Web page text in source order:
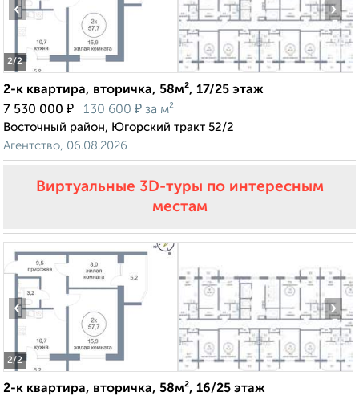
2/2
‹ ›
2-к квартира, вторичка, 58м², 17/25 этаж
7 530 000 ₽ 130 600 ₽ за м²
Восточный район, Югорский тракт 52/2
Агентство, 06.08.2026
Виртуальные 3D-туры по интересным
местам
2/2
‹ ›
2-к квартира, вторичка, 58м², 16/25 этаж